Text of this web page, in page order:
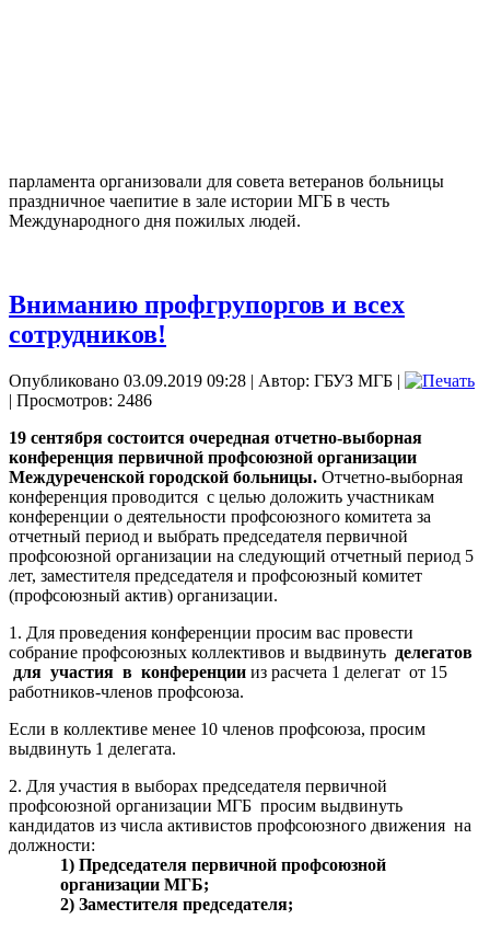
парламента организовали для совета ветеранов больницы
праздничное чаепитие в зале истории МГБ в честь
Международного дня пожилых людей.
Вниманию профгрупоргов и всех
сотрудников!
Опубликовано 03.09.2019 09:28 | Автор: ГБУЗ МГБ |
| Просмотров: 2486
19 сентября состоится очередная отчетно-выборная
конференция первичной профсоюзной организации
Междуреченской городской больницы. Отчетно-выборная
конференция проводится с целью доложить участникам
конференции о деятельности профсоюзного комитета за
отчетный период и выбрать председателя первичной
профсоюзной организации на следующий отчетный период 5
лет, заместителя председателя и профсоюзный комитет
(профсоюзный актив) организации.
1. Для проведения конференции просим вас провести
собрание профсоюзных коллективов и выдвинуть делегатов
для участия в конференции из расчета 1 делегат от 15
работников-членов профсоюза.
Если в коллективе менее 10 членов профсоюза, просим
выдвинуть 1 делегата.
2. Для участия в выборах председателя первичной
профсоюзной организации МГБ просим выдвинуть
кандидатов из числа активистов профсоюзного движения на
должности:
1) Председателя первичной профсоюзной
организации МГБ;
2) Заместителя председателя;